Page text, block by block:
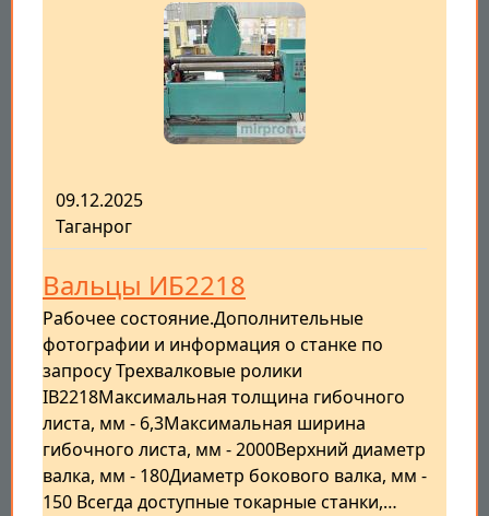
09.12.2025
Таганрог
Вальцы ИБ2218
Рабочее состояние.Дополнительные
фотографии и информация о станке по
запросу Трехвалковые ролики
IB2218Максимальная толщина гибочного
листа, мм - 6,3Максимальная ширина
гибочного листа, мм - 2000Верхний диаметр
валка, мм - 180Диаметр бокового валка, мм -
150 Всегда доступные токарные станки,…